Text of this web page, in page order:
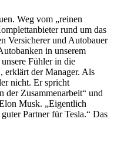
Weg vom „reinen
rund um das
Versicherer und Autobauer
in unserem
Fühler in die
erklärt der Manager. Als
nicht. Er spricht
der Zusammenarbeit“ und
Musk. „Eigentlich
Partner für Tesla.“ Das